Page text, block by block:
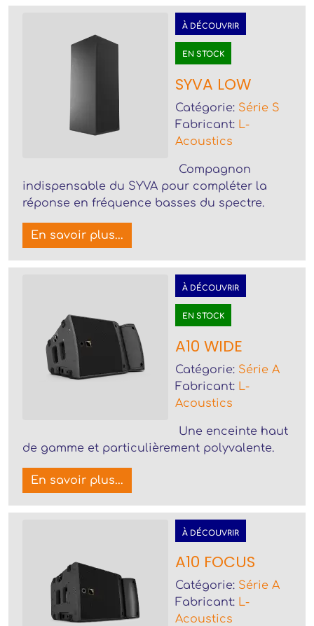
À DÉCOUVRIR
EN STOCK
SYVA LOW
Catégorie: Série S
Fabricant: L-
Acoustics
Compagnon
indispensable du SYVA pour compléter la
réponse en fréquence basses du spectre.
En savoir plus...
À DÉCOUVRIR
EN STOCK
A10 WIDE
Catégorie: Série A
Fabricant: L-
Acoustics
Une enceinte haut
de gamme et particulièrement polyvalente.
En savoir plus...
À DÉCOUVRIR
A10 FOCUS
Catégorie: Série A
Fabricant: L-
Acoustics